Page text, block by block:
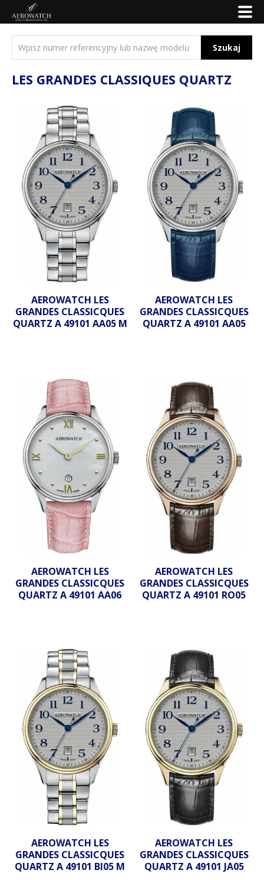
Szukaj
LES GRANDES CLASSIQUES QUARTZ
AEROWATCH LES
GRANDES CLASSICQUES
QUARTZ A 49101 AA05 M
AEROWATCH LES
GRANDES CLASSICQUES
QUARTZ A 49101 AA05
AEROWATCH LES
GRANDES CLASSICQUES
QUARTZ A 49101 AA06
AEROWATCH LES
GRANDES CLASSICQUES
QUARTZ A 49101 RO05
AEROWATCH LES
GRANDES CLASSICQUES
QUARTZ A 49101 BI05 M
AEROWATCH LES
GRANDES CLASSICQUES
QUARTZ A 49101 JA05